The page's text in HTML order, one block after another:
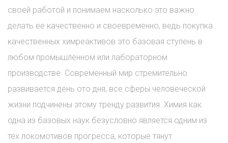
своей работой и понимаем насколько это важно
делать ее качественно и своевременно, ведь покупка
качественных химреактивов это базовая ступень в
любом промышленном или лабораторном
производстве. Современный мир стремительно
развивается день ото дня, все сферы человеческой
жизни подчинены этому тренду развития. Химия как
одна из базовых наук безусловно является одним из
тех локомотивов прогресса, которые тянут